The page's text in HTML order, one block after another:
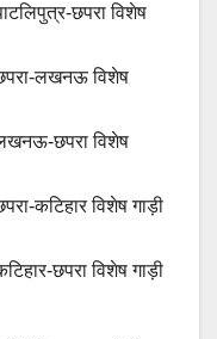
छपरा विशेष
लखनऊ विशेष
छपरा विशेष
कटिहार विशेष गाड़ी
छपरा विशेष गाड़ी